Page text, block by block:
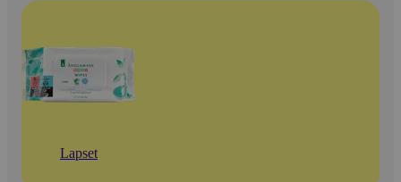
Lapset